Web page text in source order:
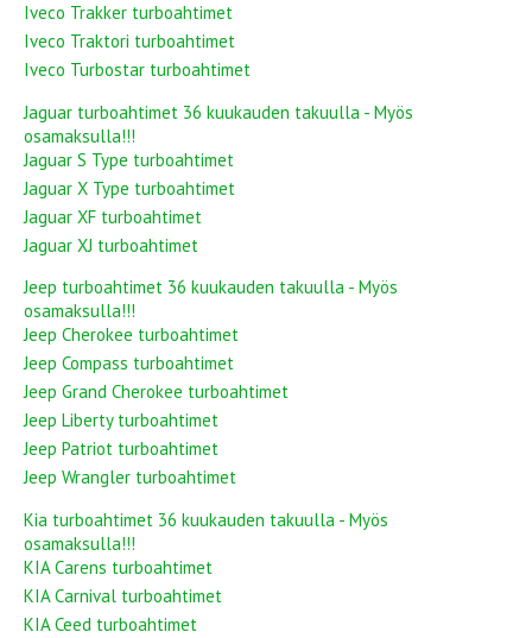
Iveco Trakker turboahtimet
Iveco Traktori turboahtimet
Iveco Turbostar turboahtimet
Jaguar turboahtimet 36 kuukauden takuulla - Myös
osamaksulla!!!
Jaguar S Type turboahtimet
Jaguar X Type turboahtimet
Jaguar XF turboahtimet
Jaguar XJ turboahtimet
Jeep turboahtimet 36 kuukauden takuulla - Myös
osamaksulla!!!
Jeep Cherokee turboahtimet
Jeep Compass turboahtimet
Jeep Grand Cherokee turboahtimet
Jeep Liberty turboahtimet
Jeep Patriot turboahtimet
Jeep Wrangler turboahtimet
Kia turboahtimet 36 kuukauden takuulla - Myös
osamaksulla!!!
KIA Carens turboahtimet
KIA Carnival turboahtimet
KIA Ceed turboahtimet